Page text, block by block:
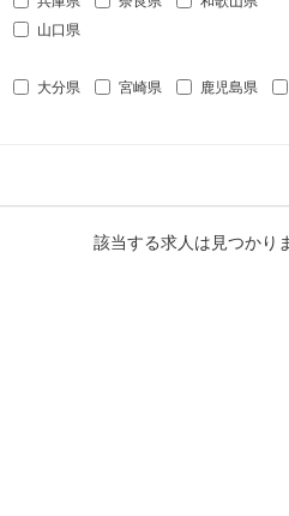
山口県
大分県 宮崎県 鹿児島県
該当する求人は見つかり